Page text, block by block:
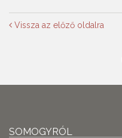
Vissza az előző oldalra
SOMOGYRÓL